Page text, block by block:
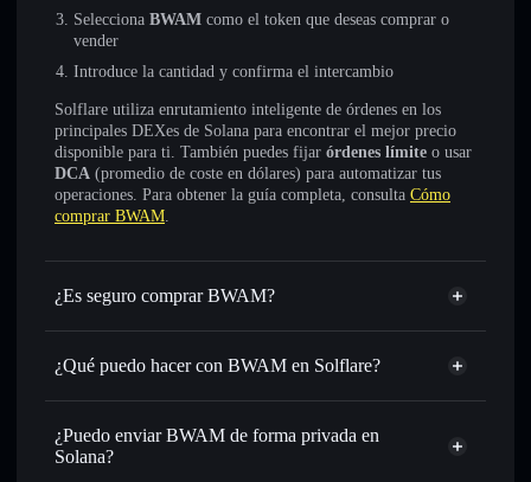
Selecciona BWAM como el token que deseas comprar o
vender
Introduce la cantidad y confirma el intercambio
Solflare utiliza enrutamiento inteligente de órdenes en los
principales DEXes de Solana para encontrar el mejor precio
disponible para ti. También puedes fijar órdenes límite o usar
DCA (promedio de coste en dólares) para automatizar tus
operaciones. Para obtener la guía completa, consulta Cómo
comprar BWAM.
¿Es seguro comprar BWAM?
BWAM no está verificado
¿Qué puedo hacer con BWAM en Solflare?
BWAM
cartera de Solflare
Intercambiar al instante : operar con BWAM para SOL,
USDC o miles de otros tokens de Solana con enrutamiento
¿Puedo enviar BWAM de forma privada en
Solana?